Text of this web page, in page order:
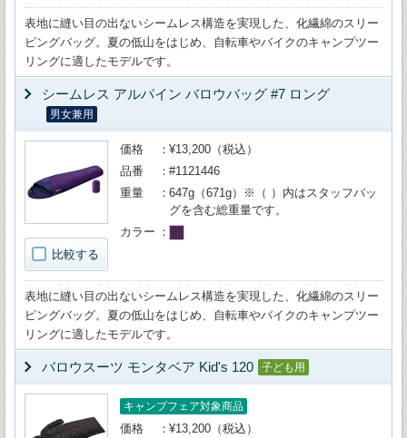
表地に縫い目の出ないシームレス構造を実現した、化繊綿のスリー
ピングバッグ。夏の低山をはじめ、自転車やバイクのキャンプツー
リングに適したモデルです。
シームレス アルパイン バロウバッグ #7 ロング
男女兼用
比較する
価格
¥13,200（税込）
品番
#1121446
重量
647g（671g）※（ ）内はスタッフバッ
グを含む総重量です。
カラー
表地に縫い目の出ないシームレス構造を実現した、化繊綿のスリー
ピングバッグ。夏の低山をはじめ、自転車やバイクのキャンプツー
リングに適したモデルです。
バロウスーツ モンタベア Kid's 120 子ども用
キャンプフェア対象商品
価格
¥13,200（税込）